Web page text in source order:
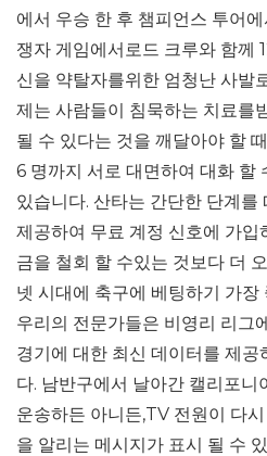
에서 우승 한 후 챔피언스 투어
쟁자 게임에서로드 크루와 함께
신을 약탈자를위한 엄청난 사발
제는 사람들이 침묵하는 치료를
될 수 있다는 것을 깨달아야 할
6 명까지 서로 대면하여 대화 할
있습니다. 산타는 간단한 단계를
제공하여 무료 계정 신호에 가입
금을 철회 할 수있는 것보다 더
넷 시대에 축구에 베팅하기 가장
우리의 전문가들은 비영리 리그
경기에 대한 최신 데이터를 제공
다. 남반구에서 날아간 캘리포니
운송하든 아니든,TV 전원이 다
을 알리는 메시지가 표시 될 수